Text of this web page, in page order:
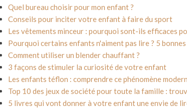
Quel bureau choisir pour mon enfant ?
Conseils pour inciter votre enfant à faire du sport
Les vêtements minceur : pourquoi sont-ils efficaces
Pourquoi certains enfants n'aiment pas lire ? 5
Comment utiliser un blender chauffant ?
3 façons de stimuler la curiosité de votre enfant
Les enfants téflon : comprendre ce phénomène
Top 10 des jeux de société pour toute la famille :
5 livres qui vont donner à votre enfant une envie de